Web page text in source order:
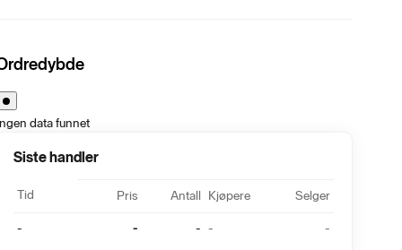
data funnet
Siste handler
Tid Pris Antall Kjøpere Selger
- - - - -